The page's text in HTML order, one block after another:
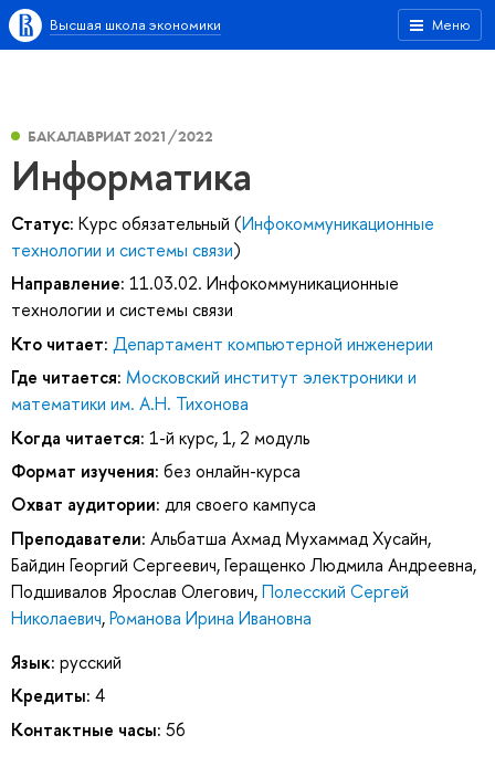
Меню
Высшая школа экономики
БАКАЛАВРИАТ 2021/2022
Информатика
Статус: Курс обязательный (Инфокоммуникационные
технологии и системы связи)
Направление: 11.03.02. Инфокоммуникационные
технологии и системы связи
Кто читает: Департамент компьютерной инженерии
Где читается: Московский институт электроники и
математики им. А.Н. Тихонова
Когда читается: 1-й курс, 1, 2 модуль
Формат изучения: без онлайн-курса
Охват аудитории: для своего кампуса
Преподаватели: Альбатша Ахмад Мухаммад Хусайн,
Байдин Георгий Сергеевич,Геращенко Людмила Андреевна,
Подшивалов Ярослав Олегович,Полесский Сергей
Николаевич,Романова Ирина Ивановна
Язык: русский
Кредиты: 4
Контактные часы: 56